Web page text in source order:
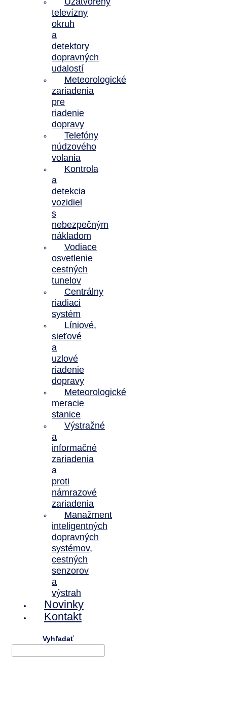
televízny
okruh
a
detektory
dopravných
udalostí
Meteorologické
zariadenia
pre
riadenie
dopravy
Telefóny
núdzového
volania
Kontrola
a
detekcia
vozidiel
s
nebezpečným
nákladom
Vodiace
osvetlenie
cestných
tunelov
Centrálny
riadiaci
systém
Líniové,
sieťové
a
uzlové
riadenie
dopravy
Meteorologické
meracie
stanice
Výstražné
a
informačné
zariadenia
a
proti
námrazové
zariadenia
Manažment
inteligentných
dopravných
systémov,
cestných
senzorov
a
výstrah
Novinky
Kontakt
Vyhľadať